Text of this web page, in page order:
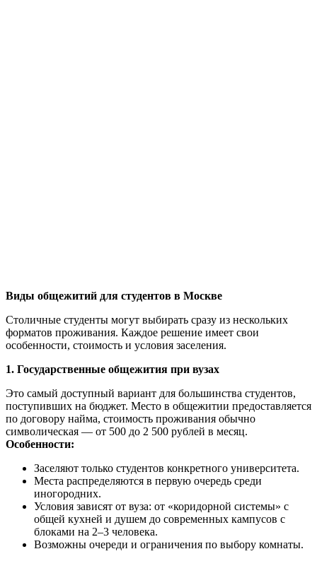
Виды общежитий для студентов в Москве
Столичные студенты могут выбирать сразу из нескольких
форматов проживания. Каждое решение имеет свои
особенности, стоимость и условия заселения.
1. Государственные общежития при вузах
Это самый доступный вариант для большинства студентов,
поступивших на бюджет. Место в общежитии предоставляется
по договору найма, стоимость проживания обычно
символическая — от 500 до 2 500 рублей в месяц.
Особенности:
Заселяют только студентов конкретного университета.
Места распределяются в первую очередь среди
иногородних.
Условия зависят от вуза: от «коридорной системы» с
общей кухней и душем до современных кампусов с
блоками на 2–3 человека.
Возможны очереди и ограничения по выбору комнаты.